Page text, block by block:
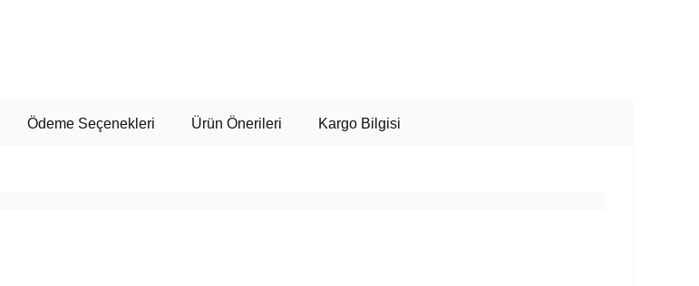
Ödeme Seçenekleri Ürün Önerileri Kargo Bilgisi